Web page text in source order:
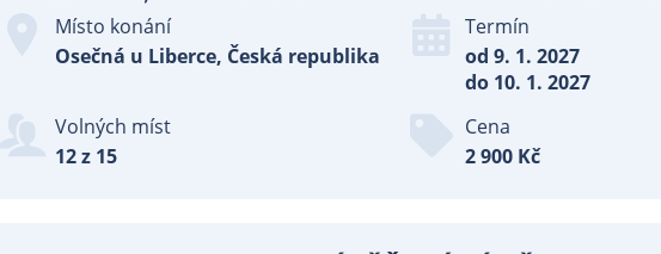
Místo konání
Osečná u Liberce, Česká republika
Termín
od 9. 1. 2027
do 10. 1. 2027
Volných míst
12 z 15
Cena
2 900 Kč